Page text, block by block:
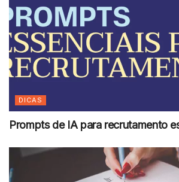
DICAS
Prompts de IA para recrutamento